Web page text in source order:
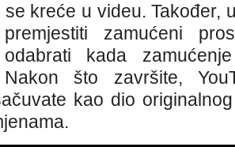
se kreće u videu. Također,
zamućeni
kada
Nakon što završite,
kao dio